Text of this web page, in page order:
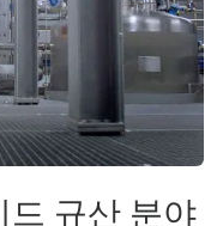
드 규산 분야